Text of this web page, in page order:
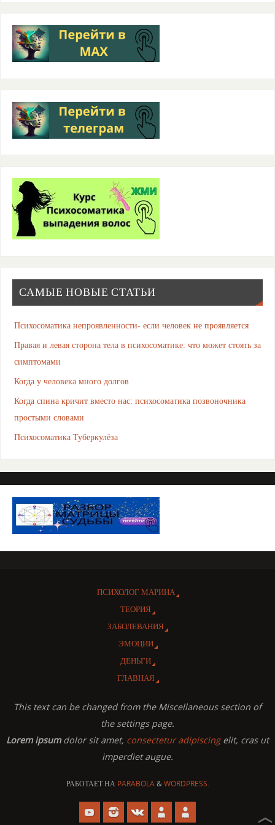
САМЫЕ НОВЫЕ СТАТЬИ
Психосоматика непроявленности- если человек не проявляется
Правая и левая сторона тела в психосоматике: что может стоять за
симптомами
Когда у человека много долгов
Когда спина кричит вместо нас: психосоматика позвоночника
простыми словами
Психосоматика Туберкулёза
ПСИХОЛОГ МАРИНА
ТЕОРИЯ
ЗАБОЛЕВАНИЯ
ЭМОЦИИ
ДЕНЬГИ
ГЛАВНАЯ
This text can be changed from the Miscellaneous section of
the settings page.
Lorem ipsumdolor sit amet, consectetur adipiscingelit, cras ut
imperdiet augue.
РАБОТАЕТ НА PARABOLA&WORDPRESS.